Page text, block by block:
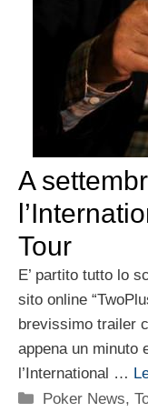
A
Tour
E’ partito tutto lo
sito online
brevissimo trailer
appena un minuto
l’International …
Categorie
Poker News,